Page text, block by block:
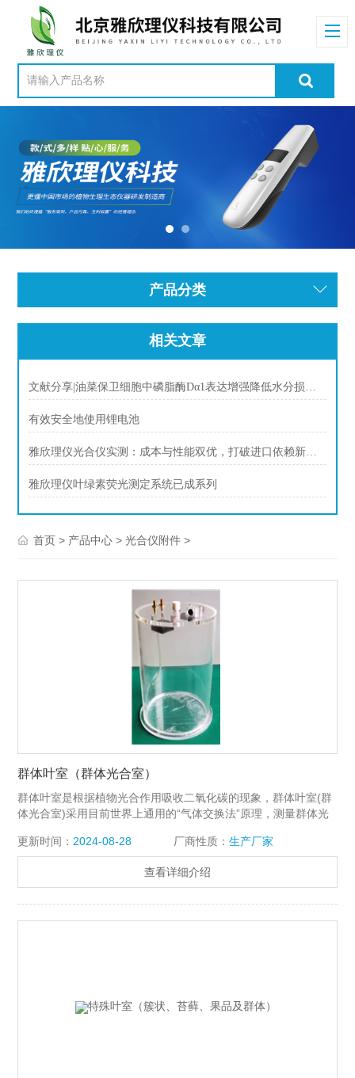
产品分类
相关文章
文献分享|油菜保卫细胞中磷脂酶Dα1表达增强降低水分损失及提高种子产量
有效安全地使用锂电池
雅欣理仪光合仪实测：成本与性能双优，打破进口依赖新选择
雅欣理仪叶绿素荧光测定系统已成系列
首页 > 产品中心 >光合仪附件 >
群体叶室（群体光合室）
群体叶室是根据植物光合作用吸收二氧化碳的现象，群体叶室(群
体光合室)采用目前世界上通用的“气体交换法”原理，测量群体光
室的容积为8升，横截面积为268cm2。
更新时间： 2024-08-28 厂商性质： 生产厂家
查看详细介绍